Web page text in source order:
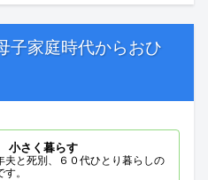
子家庭時代からおひ
小さく暮らす
夫と死別、６０代ひとり暮らしの
。